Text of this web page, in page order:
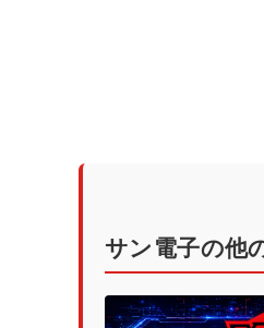
サン電子の他